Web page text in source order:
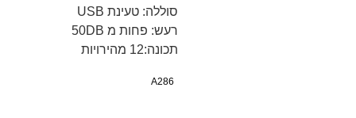
סוללה: טעינת USB
רעש: פחות מ 50DB
תכונה:12 מהירויות
A286